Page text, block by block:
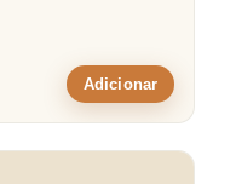
Adicionar